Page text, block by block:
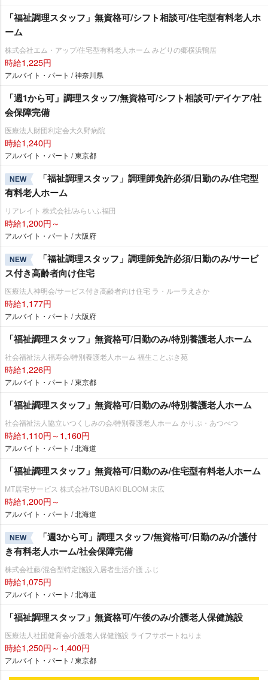
「福祉調理スタッフ」無資格可/シフト相談可/住宅型有料老人ホ
ーム
株式会社エム・アップ/住宅型有料老人ホーム みどりの郷横浜鴨居
時給1,225円
アルバイト・パート / 神奈川県
「週1から可」調理スタッフ/無資格可/シフト相談可/デイケア/社
会保障完備
医療法人財団利定会大久野病院
時給1,240円
アルバイト・パート / 東京都
NEW
「福祉調理スタッフ」調理師免許必須/日勤のみ/住宅型
有料老人ホーム
リアレイト 株式会社/みらいふ福田
時給1,200円～
アルバイト・パート / 大阪府
NEW
「福祉調理スタッフ」調理師免許必須/日勤のみ/サービ
ス付き高齢者向け住宅
医療法人神明会/サービス付き高齢者向け住宅 ラ・ルーラえさか
時給1,177円
アルバイト・パート / 大阪府
「福祉調理スタッフ」無資格可/日勤のみ/特別養護老人ホーム
社会福祉法人福寿会/特別養護老人ホーム 福生ことぶき苑
時給1,226円
アルバイト・パート / 東京都
「福祉調理スタッフ」無資格可/日勤のみ/特別養護老人ホーム
社会福祉法人協立いつくしみの会/特別養護老人ホーム かりぷ・あつべつ
時給1,110円～1,160円
アルバイト・パート / 北海道
「福祉調理スタッフ」無資格可/日勤のみ/住宅型有料老人ホーム
MT居宅サービス 株式会社/TSUBAKI BLOOM 末広
時給1,200円～
アルバイト・パート / 北海道
NEW
「週3から可」調理スタッフ/無資格可/日勤のみ/介護付
き有料老人ホーム/社会保障完備
株式会社藤/混合型特定施設入居者生活介護 ふじ
時給1,075円
アルバイト・パート / 北海道
「福祉調理スタッフ」無資格可/午後のみ/介護老人保健施設
医療法人社団健育会/介護老人保健施設 ライフサポートねりま
時給1,250円～1,400円
アルバイト・パート / 東京都